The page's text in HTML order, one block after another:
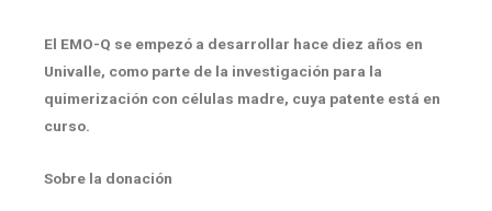
El EMO-Q se empezó a desarrollar hace diez años en
Univalle, como parte de la investigación para la
quimerización con células madre, cuya patente está en
curso.
Sobre la donación